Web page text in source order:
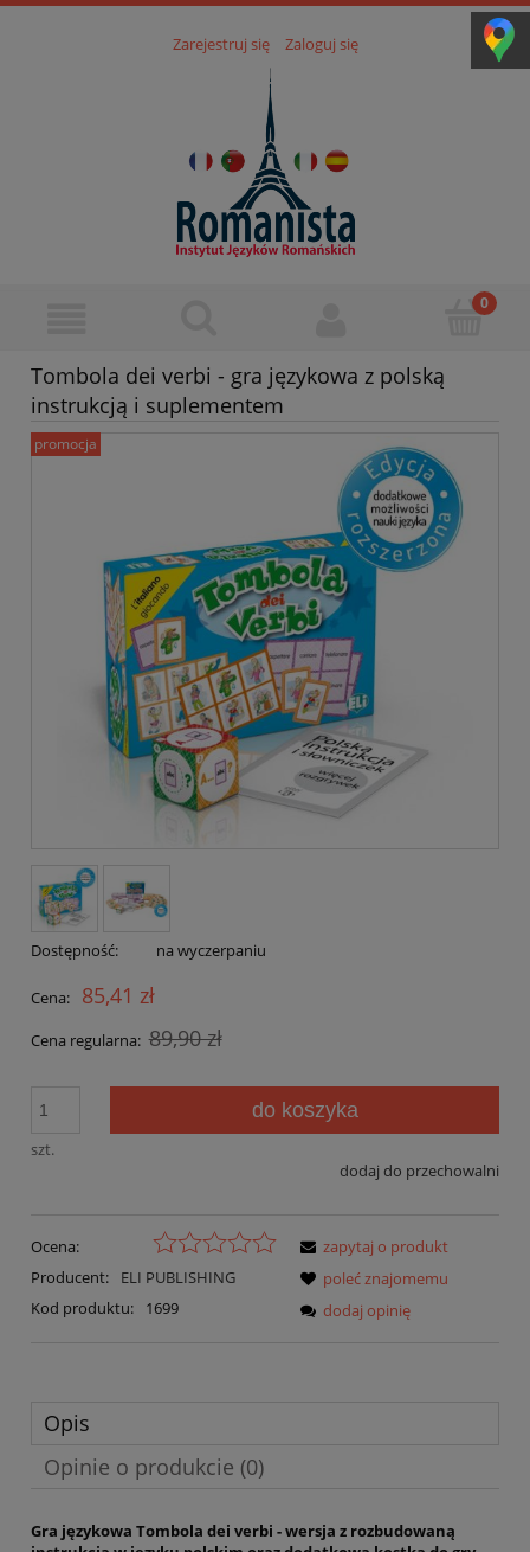
Zarejestruj się Zaloguj się
Tombola dei verbi - gra językowa z polską
instrukcją i suplementem
promocja
Dostępność: na wyczerpaniu
Cena: 85,41 zł
Cena regularna: 89,90 zł
szt.
do koszyka
dodaj do przechowalni
Ocena:
Producent:
ELI PUBLISHING
Kod produktu:
1699
zapytaj o produkt
poleć znajomemu
dodaj opinię
Opis
Opinie o produkcie (0)
Gra językowa Tombola dei verbi - wersja z rozbudowaną